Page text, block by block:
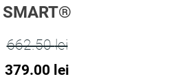
SMART®
662.50lei
Prețul
379.00 lei